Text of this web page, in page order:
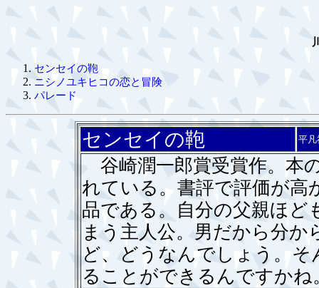
センセイの鞄
ニシノユキヒコの恋と冒険
パレード
センセイの鞄 平凡
谷崎潤一郎賞受賞作。本
れている。書評で評価が高
品である。自分の父親ほど
まう主人公。男だから分
ど、どうなんでしょう。
ることができるんですかね